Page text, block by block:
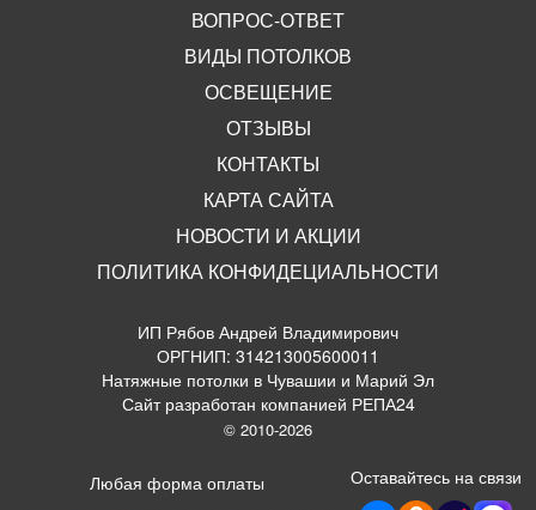
ВОПРОС-ОТВЕТ
ВИДЫ ПОТОЛКОВ
ОСВЕЩЕНИЕ
ОТЗЫВЫ
КОНТАКТЫ
КАРТА САЙТА
НОВОСТИ И АКЦИИ
ПОЛИТИКА КОНФИДЕЦИАЛЬНОСТИ
ИП Рябов Андрей Владимирович
ОРГНИП: 314213005600011
Натяжные потолки в Чувашии и Марий Эл
Сайт разработан компанией РЕПА24
© 2010-2026
Любая форма оплаты Оставайтесь на связи